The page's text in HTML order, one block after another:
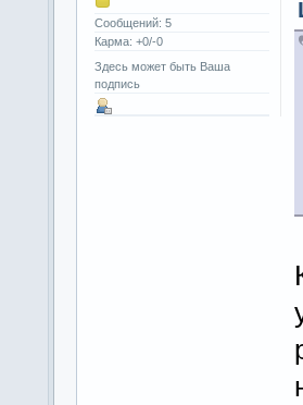
Сообщений: 5
Карма: +0/-0
Здесь может быть Ваша
подпись